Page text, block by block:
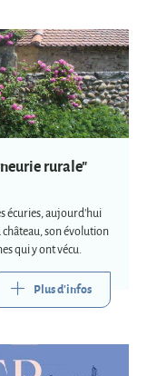
rurale"
écuries, aujourd'hui
son évolution
qui y ont vécu.
Plus d'infos